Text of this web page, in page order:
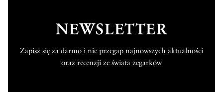
NEWSLETTER
Zapisz się za darmo i nie przegap najnowszych aktualności
oraz recenzji ze świata zegarków